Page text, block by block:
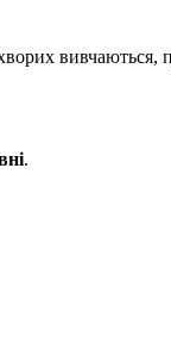
вивчаються,
.